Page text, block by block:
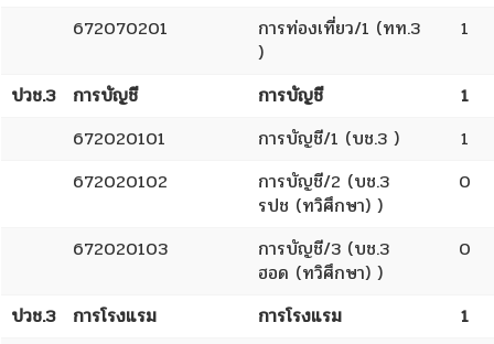
672070201
การท่องเที่ยว/1 (ทท.3
)
1
ปวช.3 การบัญชี การบัญชี
1
672020101
การบัญชี/1 (บช.3 )
1
672020102
การบัญชี/2 (บช.3
รปช (ทวิศึกษา) )
0
672020103
การบัญชี/3 (บช.3
ฮอด (ทวิศึกษา) )
0
ปวช.3 การโรงแรม การโรงแรม
1